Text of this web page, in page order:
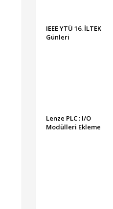
IEEE YTÜ 16. İLTEK
Günleri
Lenze PLC : I/O
Modülleri Ekleme